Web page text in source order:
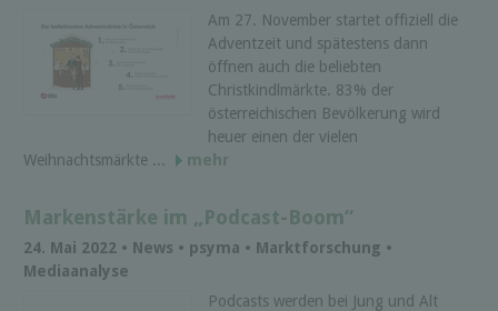
Am 27. November startet offiziell die
Adventzeit und spätestens dann
öffnen auch die beliebten
Christkindlmärkte. 83% der
österreichischen Bevölkerung wird
heuer einen der vielen
Weihnachtsmärkte ...
mehr
Markenstärke im „Podcast-Boom“
24. Mai 2022 • News • psyma • Marktforschung •
Mediaanalyse
Podcasts werden bei Jung und Alt